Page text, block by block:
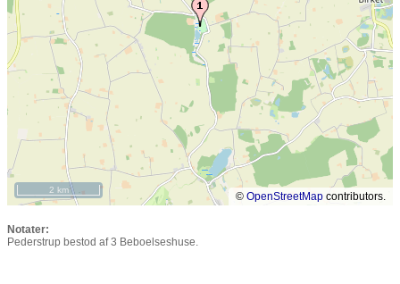
© OpenStreetMap contributors.
2 km
Notater:
Pederstrup bestod af 3 Beboelseshuse.